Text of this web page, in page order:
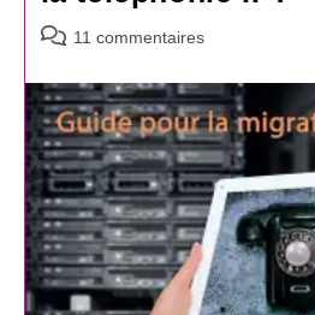
Commentaires
la
publication :
11 commentaires